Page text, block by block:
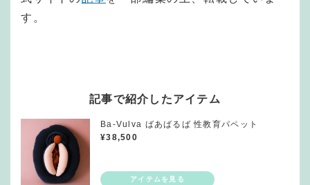
す。
記事で紹介したアイテム
Ba-Vulva ばあばるば 性教育パペット
¥38,500